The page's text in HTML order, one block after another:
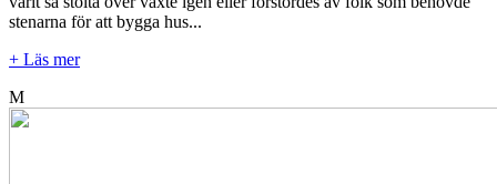
stenarna för att bygga hus...
+ Läs mer
M